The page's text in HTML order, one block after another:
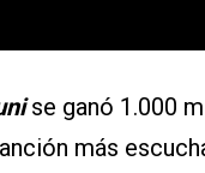
se ganó 1.000
más